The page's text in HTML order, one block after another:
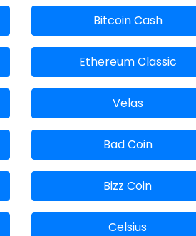
Bitcoin Cash
Ethereum Classic
Velas
Bad Coin
Bizz Coin
Celsius